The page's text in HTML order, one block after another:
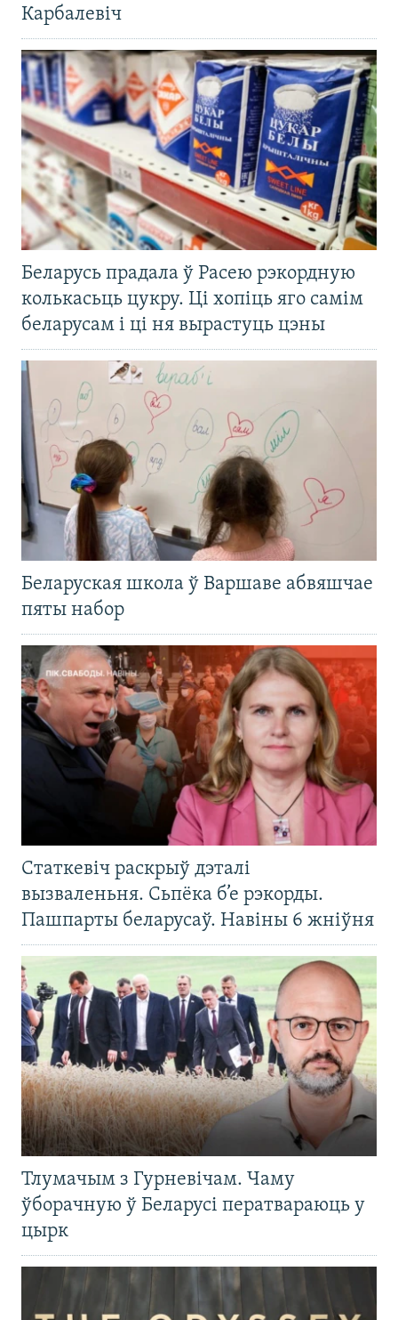
Карбалевіч
Беларусь прадала ў Расею рэкордную
колькасьць цукру. Ці хопіць яго самім
беларусам і ці ня вырастуць цэны
Беларуская школа ў Варшаве абвяшчае
пяты набор
Статкевіч раскрыў дэталі
вызваленьня. Сьпёка б’е рэкорды.
Пашпарты беларусаў. Навіны 6 жніўня
Тлумачым з Гурневічам. Чаму
ўборачную ў Беларусі ператвараюць у
цырк